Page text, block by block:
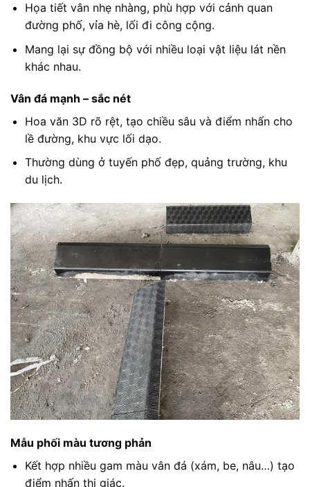
Họa tiết vân nhẹ nhàng, phù hợp với cảnh quan
đường phố, vỉa hè, lối đi công cộng.
Mang lại sự đồng bộ với nhiều loại vật liệu lát nền
khác nhau.
Vân đá mạnh – sắc nét
Hoa văn 3D rõ rệt, tạo chiều sâu và điểm nhấn cho
lề đường, khu vực lối dạo.
Thường dùng ở tuyến phố đẹp, quảng trường, khu
du lịch.
Mẫu phối màu tương phản
Kết hợp nhiều gam màu vân đá (xám, be, nâu…) tạo
điểm nhấn thị giác.